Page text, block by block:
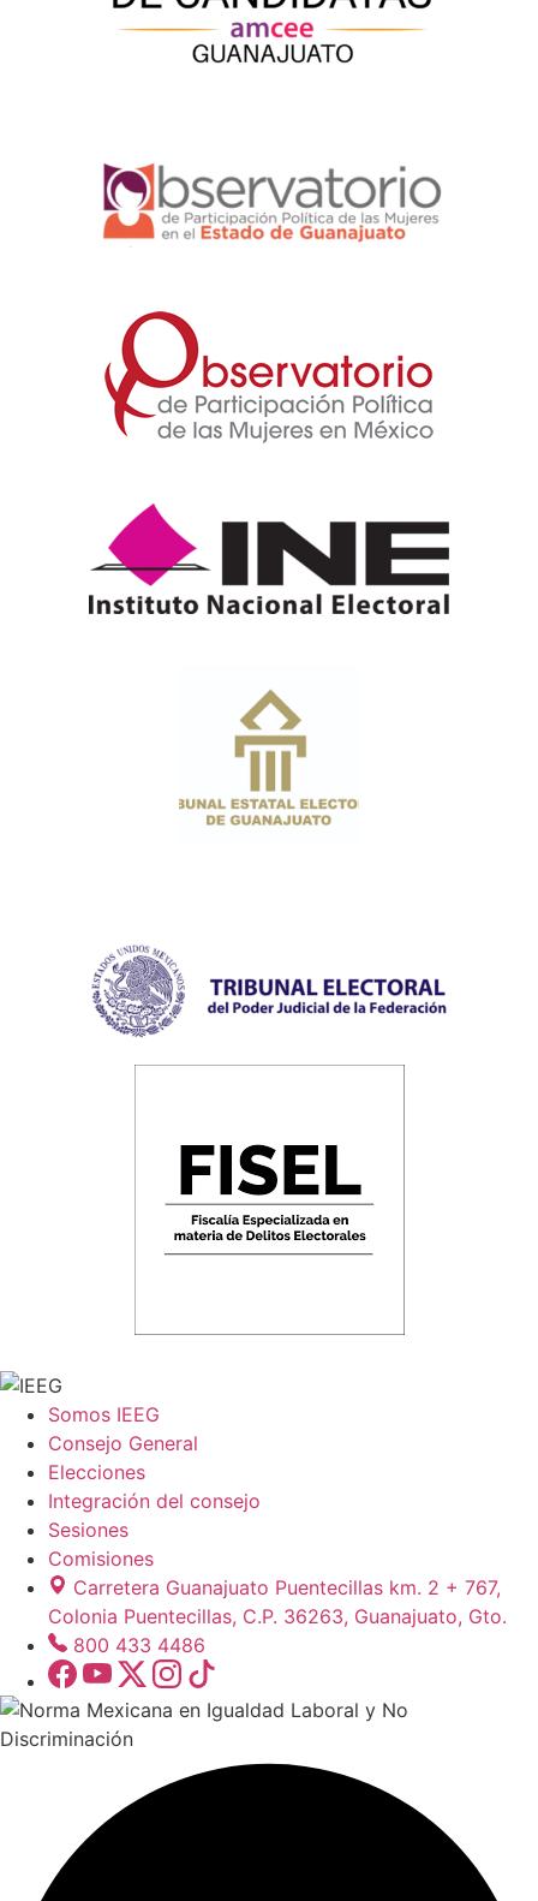
Somos IEEG
Consejo General
Elecciones
Integración del consejo
Sesiones
Comisiones
Carretera Guanajuato Puentecillas km. 2 + 767,
Colonia Puentecillas, C.P. 36263, Guanajuato, Gto.
800 433 4486